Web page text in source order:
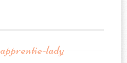
apprentie-lady